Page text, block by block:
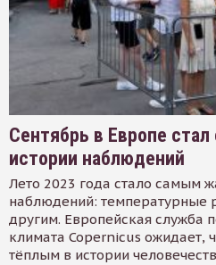
Сентябрь в Европе
истории наблюдений
Лето 2023 года стало самым
наблюдений: температурные
другим. Европейская служба
климата Copernicus ожидает,
тёплым в истории